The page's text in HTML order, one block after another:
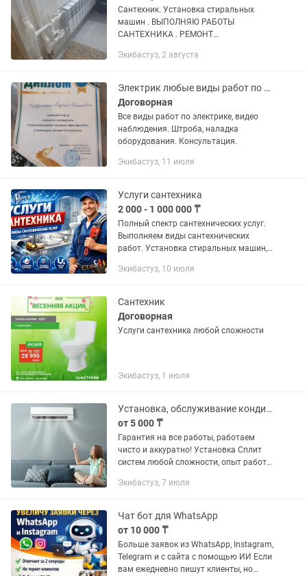
Сантехник. Установка стиральных
машин . ВЫПОЛНЯЮ РАБОТЫ
САНТЕХНИКА . РЕМОНТ
УНИТАЗА ЗАМЕНА УНИТАЗА ЗАМЕНА
Устранение засора . Прочистка...
Экибастуз, 2 августа
Электрик любые виды работ по электричеству.
Договорная
Все виды работ по электрике, видео
наблюдения. Штроба, наладка
оборудования. Консультация.
Экибастуз, 11 июля
Услуги сантехника
2 000 - 1 000 000 ₸
Полный спектр сантехнических услуг.
Выполняем виды сантехнических
работ. Установка стиральных машин,
трубопровода, -Замена канализации,
Экибастуз, 10 июля
Сантехник
Договорная
Услуги сантехника любой сложности
Экибастуз, 1 июля
Установка, обслуживание кондиционеров.
от 5 000 ₸
Гарантия на все работы, работаем
чисто и аккуратно! Установка Сплит
систем любой сложности, опыт работы
только качественными материалами!
Экибастуз, 7 июля
Чат бот для WhatsApp
от 10 000 ₸
Больше заявок из WhatsApp, Instagram,
Telegram и с сайта с помощью ИИ Если
вам ежедневно пишут клиенты, но